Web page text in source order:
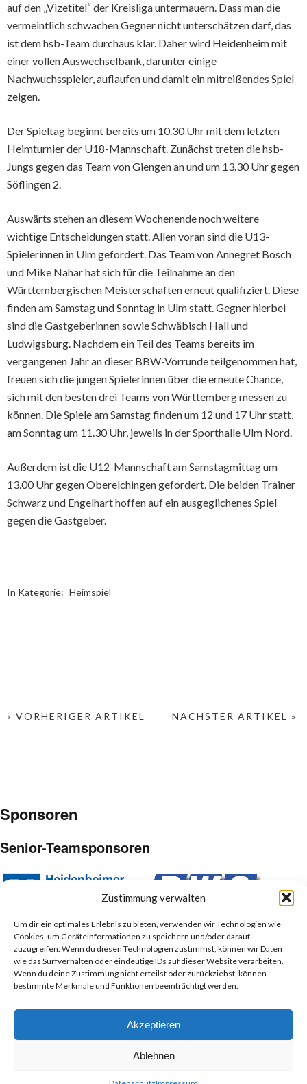
Zustimmung verwalten
Um dir ein optimales Erlebnis zu bieten, verwenden wir Technologien wie
Cookies, um Geräteinformationen zu speichern und/oder darauf
zuzugreifen. Wenn du diesen Technologien zustimmst, können wir Daten
wie das Surfverhalten oder eindeutige IDs auf dieser Website verarbeiten.
Wenn du deine Zustimmung nicht erteilst oder zurückziehst, können
bestimmte Merkmale und Funktionen beeinträchtigt werden.
Akzeptieren
Ablehnen
auf den „Vizetitel“ der Kreisliga untermauern. Dass man die
vermeintlich schwachen Gegner nicht unterschätzen darf, das
ist dem hsb-Team durchaus klar. Daher wird Heidenheim mit
einer vollen Auswechselbank, darunter einige
Nachwuchsspieler, auflaufen und damit ein mitreißendes Spiel
zeigen.
Der Spieltag beginnt bereits um 10.30 Uhr mit dem letzten
Heimturnier der U18-Mannschaft. Zunächst treten die hsb-
Jungs gegen das Team von Giengen an und um 13.30 Uhr gegen
Söflingen 2.
Auswärts stehen an diesem Wochenende noch weitere
wichtige Entscheidungen statt. Allen voran sind die U13-
Spielerinnen in Ulm gefordert. Das Team von Annegret Bosch
und Mike Nahar hat sich für die Teilnahme an den
Württembergischen Meisterschaften erneut qualifiziert. Diese
finden am Samstag und Sonntag in Ulm statt. Gegner hierbei
sind die Gastgeberinnen sowie Schwäbisch Hall und
Ludwigsburg. Nachdem ein Teil des Teams bereits im
vergangenen Jahr an dieser BBW-Vorrunde teilgenommen hat,
freuen sich die jungen Spielerinnen über die erneute Chance,
sich mit den besten drei Teams von Württemberg messen zu
können. Die Spiele am Samstag finden um 12 und 17 Uhr statt,
am Sonntag um 11.30 Uhr, jeweils in der Sporthalle Ulm Nord.
Außerdem ist die U12-Mannschaft am Samstagmittag um
13.00 Uhr gegen Oberelchingen gefordert. Die beiden Trainer
Schwarz und Engelhart hoffen auf ein ausgeglichenes Spiel
gegen die Gastgeber. ​
In Kategorie: Heimspiel
NÄCHSTER ARTIKEL »
« VORHERIGER ARTIKEL
Sponsoren
Senior-Teamsponsoren
Junior-Teamsponsoren